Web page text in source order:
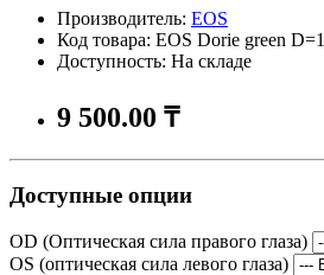
Производитель: EOS
Код товара: EOS Dorie green
Доступность: На складе
9 500.00 ₸
Доступные опции
OD (Оптическая сила правого глаза)
OS (оптическая сила левого глаза)